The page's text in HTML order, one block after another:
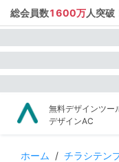
総会員数1600万人突破
無料デザインツー
デザインAC
ホーム / チラシテン